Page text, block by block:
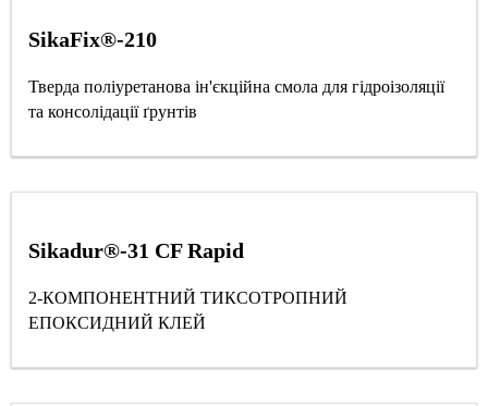
SikaFix®-210
Тверда поліуретанова ін'єкційна смола для гідроізоляції
та консолідації ґрунтів
Sikadur®-31 CF Rapid
2-КОМПОНЕНТНИЙ ТИКСОТРОПНИЙ
ЕПОКСИДНИЙ КЛЕЙ